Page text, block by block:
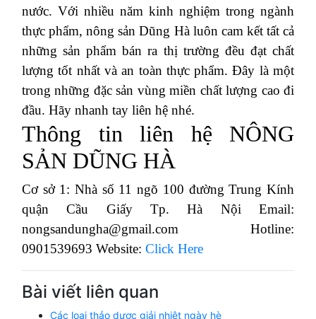
nước. Với nhiều năm kinh nghiệm trong ngành
thực phẩm, nông sản Dũng Hà luôn cam kết tất cả
những sản phẩm bán ra thị trường đều đạt chất
lượng tốt nhất và an toàn thực phẩm. Đây là một
trong những đặc sản vùng miền chất lượng cao đi
đầu. Hãy nhanh tay liên hệ nhé.
Thông tin liên hệ NÔNG
SẢN DŨNG HÀ
Cơ sở 1: Nhà số 11 ngõ 100 đường Trung Kính
quận Cầu Giấy Tp. Hà Nội Email:
nongsandungha@gmail.com Hotline:
0901539693 Website: Click Here
Bài viết liên quan
Các loại thảo dược giải nhiệt ngày hè